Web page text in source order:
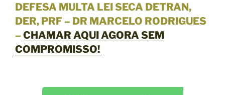
DEFESA MULTA LEI SECA DETRAN,
DER, PRF – DR MARCELO RODRIGUES
– CHAMAR AQUI AGORA SEM
COMPROMISSO!